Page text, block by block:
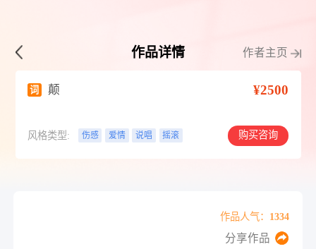
作品详情 作者主页
词 颠 ¥2500
风格类型: 伤感 爱情 说唱 摇滚 购买咨询
作品人气：1334
分享作品